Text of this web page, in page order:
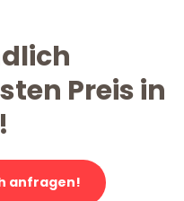
Preis in
anfragen!